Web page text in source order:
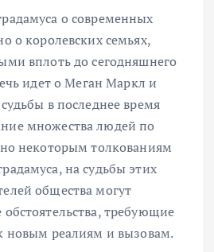
о современных
о королевских семьях,
вплоть до сегодняшнего
идет о Меган Маркл и
в последнее время
множества людей по
некоторым толкованиям
на судьбы этих
общества могут
требующие
новым реалиям и вызовам.